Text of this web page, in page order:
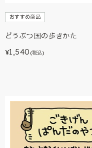
おすすめ商品
どうぶつ国の歩きかた
¥1,540 (税込)